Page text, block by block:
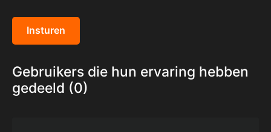
Insturen
Gebruikers die hun ervaring hebben
gedeeld (0)